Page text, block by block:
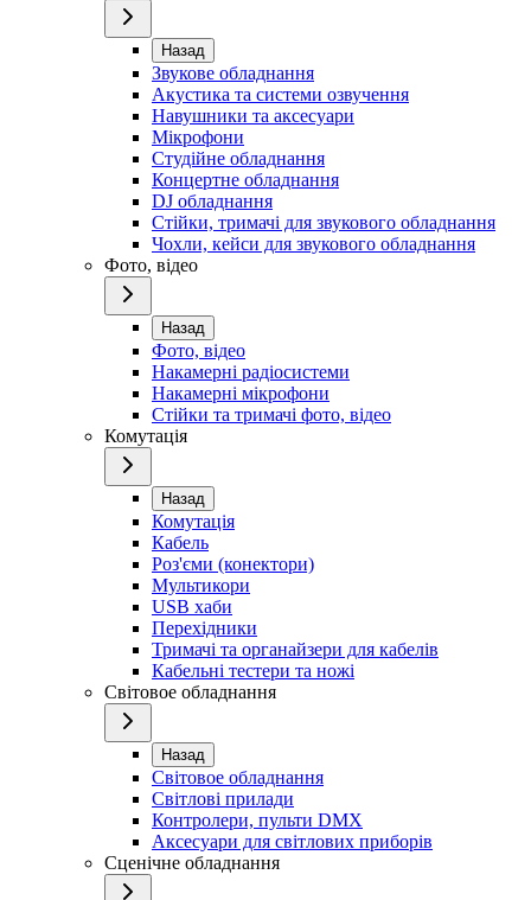
Назад
Звукове обладнання
Акустика та системи озвучення
Навушники та аксесуари
Мікрофони
Студійне обладнання
Концертне обладнання
DJ обладнання
Стійки, тримачі для звукового обладнання
Чохли, кейси для звукового обладнання
Фото, відео
Назад
Фото, відео
Накамерні радіосистеми
Накамерні мікрофони
Стійки та тримачі фото, відео
Комутація
Назад
Комутація
Кабель
Роз'єми (конектори)
Мультикори
USB хаби
Перехідники
Тримачі та органайзери для кабелів
Кабельні тестери та ножі
Світовое обладнання
Назад
Світовое обладнання
Світлові прилади
Контролери, пульти DMX
Аксесуари для світлових приборів
Сценічне обладнання